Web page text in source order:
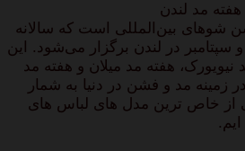
مد لندن
‌شوهای بین‌المللی است که سالانه
سپتامبر در لندن برگزار می‌شود. این
هفته مد میلان و هفته مد
زمینه مد و فشن در دنیا به شمار
از خاص ترین مدل های لباس های